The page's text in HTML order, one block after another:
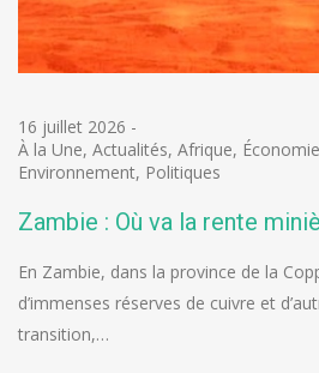
16 juillet 2026 -
À la Une, Actualités, Afrique, Économie
Environnement, Politiques
Zambie : Où va la rente
En Zambie, dans la province de la
d’immenses réserves de cuivre et
transition,…